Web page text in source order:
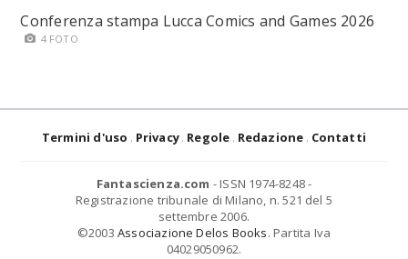
Conferenza stampa Lucca Comics and Games 2026
4 FOTO
Termini d'uso Privacy Regole Redazione Contatti
Fantascienza.com - ISSN 1974-8248 -
Registrazione tribunale di Milano, n. 521 del 5
settembre 2006.
©2003 Associazione Delos Books. Partita Iva
04029050962.